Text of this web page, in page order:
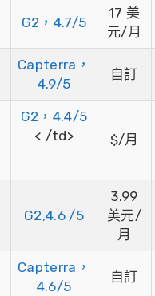
G2，4.7/5
17 美
元/月
Capterra，
4.9/5
自訂
G2，4.4/5
< /td>
$/月
G2,4.6 /5
3.99
美元/
月
Capterra，
4.6/5
自訂